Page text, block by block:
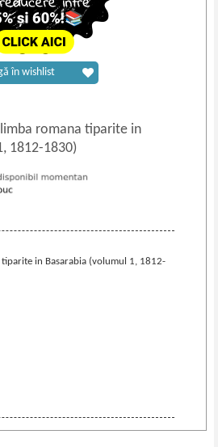
romana tiparite in
1812-1830)
in Basarabia (volumul 1, 1812-
în wishlist